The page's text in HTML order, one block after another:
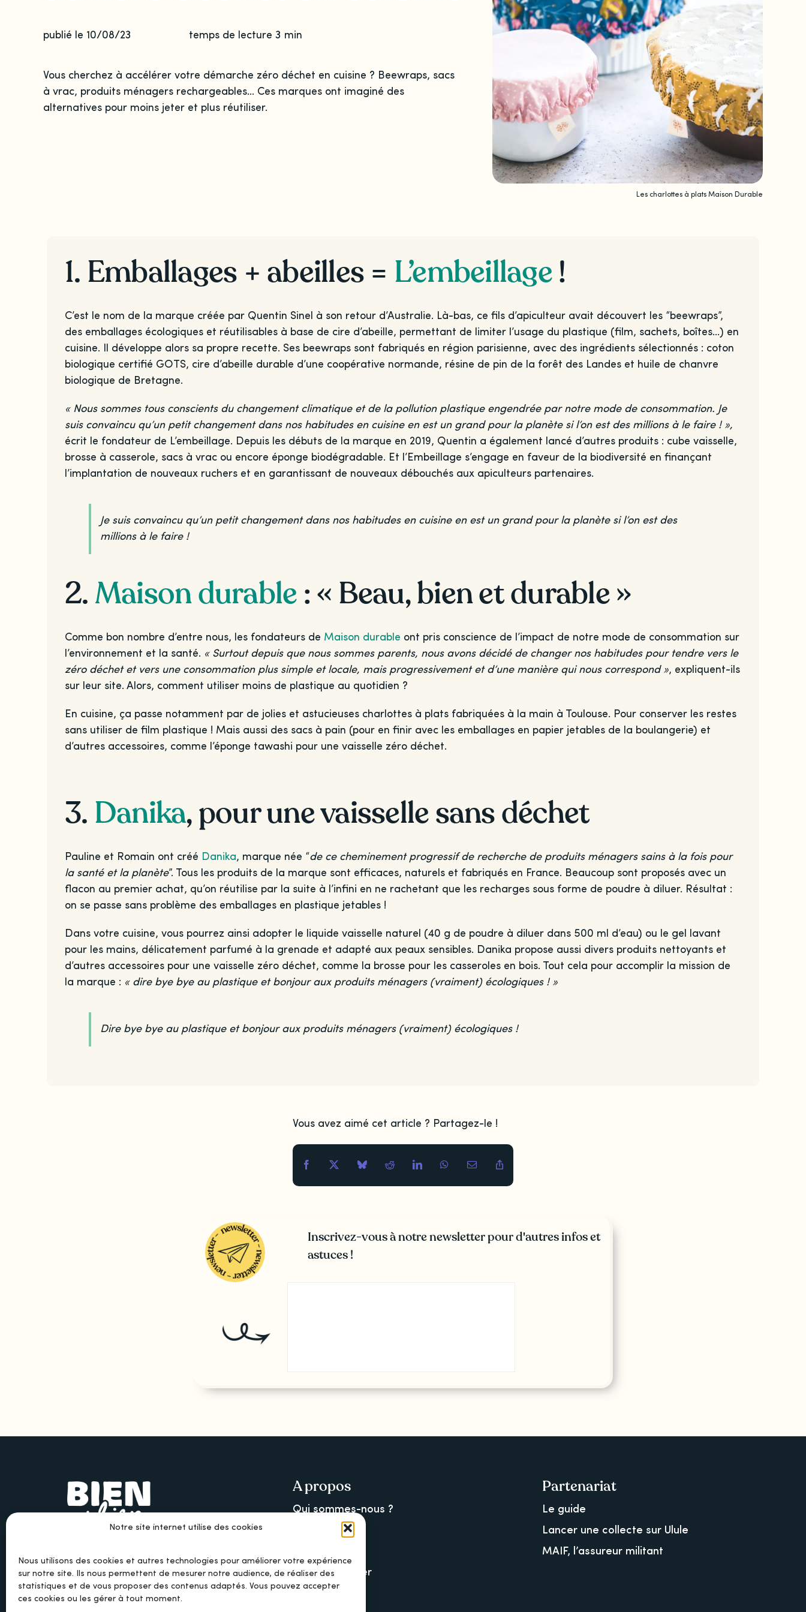
Notre site internet utilise des cookies
Nous utilisons des cookies et autres technologies pour améliorer votre expérience
sur notre site. Ils nous permettent de mesurer notre audience, de réaliser des
statistiques et de vous proposer des contenus adaptés. Vous pouvez accepter
ces cookies ou les gérer à tout moment.
publié le 10/08/23 temps de lecture 3 min
Vous cherchez à accélérer votre démarche zéro déchet en cuisine ? Beewraps, sacs
à vrac, produits ménagers rechargeables... Ces marques ont imaginé des
alternatives pour moins jeter et plus réutiliser.
Les charlottes à plats Maison Durable
1. Emballages + abeilles = L’embeillage!
C’est le nom de la marque créée par Quentin Sinel à son retour d’Australie. Là-bas, ce fils d’apiculteur avait découvert les “beewraps”,
des emballages écologiques et réutilisables à base de cire d’abeille, permettant de limiter l’usage du plastique (film, sachets, boîtes…) en
cuisine. Il développe alors sa propre recette. Ses beewraps sont fabriqués en région parisienne, avec des ingrédients sélectionnés : coton
biologique certifié GOTS, cire d’abeille durable d’une coopérative normande, résine de pin de la forêt des Landes et huile de chanvre
biologique de Bretagne.
« Nous sommes tous conscients du changement climatique et de la pollution plastique engendrée par notre mode de consommation. Je
suis convaincu qu’un petit changement dans nos habitudes en cuisine en est un grand pour la planète si l’on est des millions à le faire ! »,
écrit le fondateur de L’embeillage. Depuis les débuts de la marque en 2019, Quentin a également lancé d’autres produits : cube vaisselle,
brosse à casserole, sacs à vrac ou encore éponge biodégradable. Et l’Embeillage s’engage en faveur de la biodiversité en finançant
l’implantation de nouveaux ruchers et en garantissant de nouveaux débouchés aux apiculteurs partenaires.
Je suis convaincu qu’un petit changement dans nos habitudes en cuisine en est un grand pour la planète si l’on est des
millions à le faire !
2.Maison durable: « Beau, bien et durable »
Comme bon nombre d’entre nous, les fondateurs de Maison durable ont pris conscience de l’impact de notre mode de consommation sur
l’environnement et la santé. « Surtout depuis que nous sommes parents, nous avons décidé de changer nos habitudes pour tendre vers le
zéro déchet et vers une consommation plus simple et locale, mais progressivement et d’une manière qui nous correspond », expliquent-ils
sur leur site. Alors, comment utiliser moins de plastique au quotidien ?
En cuisine, ça passe notamment par de jolies et astucieuses charlottes à plats fabriquées à la main à Toulouse. Pour conserver les restes
sans utiliser de film plastique ! Mais aussi des sacs à pain (pour en finir avec les emballages en papier jetables de la boulangerie) et
d’autres accessoires, comme l’éponge tawashi pour une vaisselle zéro déchet.
3. Danika, pour une vaisselle sans déchet
Pauline et Romain ont créé Danika, marque née “de ce cheminement progressif de recherche de produits ménagers sains à la fois pour
la santé et la planète”. Tous les produits de la marque sont efficaces, naturels et fabriqués en France. Beaucoup sont proposés avec un
flacon au premier achat, qu’on réutilise par la suite à l’infini en ne rachetant que les recharges sous forme de poudre à diluer. Résultat :
on se passe sans problème des emballages en plastique jetables !
Dans votre cuisine, vous pourrez ainsi adopter le liquide vaisselle naturel (40 g de poudre à diluer dans 500 ml d’eau) ou le gel lavant
pour les mains, délicatement parfumé à la grenade et adapté aux peaux sensibles. Danika propose aussi divers produits nettoyants et
d’autres accessoires pour une vaisselle zéro déchet, comme la brosse pour les casseroles en bois. Tout cela pour accomplir la mission de
la marque : « dire bye bye au plastique et bonjour aux produits ménagers (vraiment) écologiques ! »
Dire bye bye au plastique et bonjour aux produits ménagers (vraiment) écologiques !
Vous avez aimé cet article ? Partagez-le !
Inscrivez-vous à notre newsletter pour d'autres infos et
astuces !
A propos
Qui sommes-nous ?
La newsletter
Nous contacter
Partenariat
Le guide
Lancer une collecte sur Ulule
MAIF, l’assureur militant